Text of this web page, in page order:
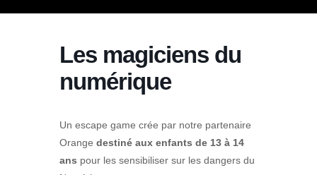
Les magiciens du
numérique
Un escape game crée par notre partenaire
Orange destiné aux enfants de 13 à 14
ans pour les sensibiliser sur les dangers du